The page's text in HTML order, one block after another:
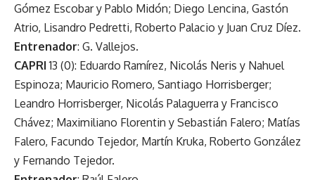
Gómez Escobar y Pablo Midón; Diego Lencina, Gastón
Atrio, Lisandro Pedretti, Roberto Palacio y Juan Cruz Díez.
Entrenador: G. Vallejos.
CAPRI 13 (0): Eduardo Ramírez, Nicolás Neris y Nahuel
Espinoza; Mauricio Romero, Santiago Horrisberger;
Leandro Horrisberger, Nicolás Palaguerra y Francisco
Chávez; Maximiliano Florentin y Sebastián Falero; Matías
Falero, Facundo Tejedor, Martín Kruka, Roberto González
y Fernando Tejedor.